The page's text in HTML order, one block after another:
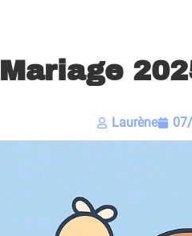
Mariage
Laurène